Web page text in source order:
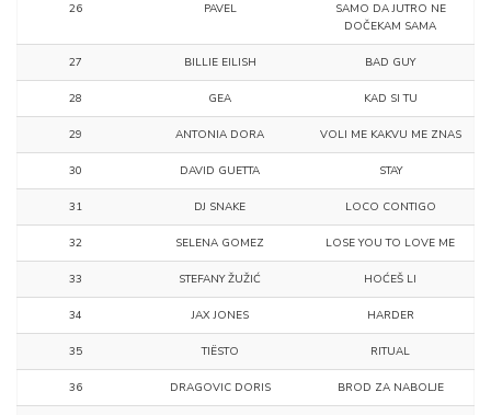
26 PAVEL
SAMO DA JUTRO NE
DOČEKAM SAMA
27 BILLIE EILISH BAD GUY
28 GEA KAD SI TU
29 ANTONIA DORA VOLI ME KAKVU ME ZNAS
30 DAVID GUETTA STAY
31 DJ SNAKE LOCO CONTIGO
32 SELENA GOMEZ LOSE YOU TO LOVE ME
33 STEFANY ŽUŽIĆ HOĆEŠ LI
34 JAX JONES HARDER
35 TIËSTO RITUAL
36 DRAGOVIC DORIS BROD ZA NABOLJE